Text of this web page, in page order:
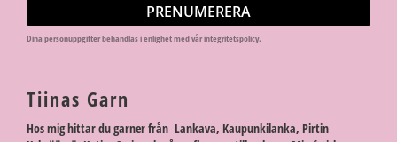
PRENUMERERA
Dina personuppgifter behandlas i enlighet med vårintegritetspolicy.
Tiinas Garn
Hos mig hittar du garner från Lankava, Kaupunkilanka, Pirtin